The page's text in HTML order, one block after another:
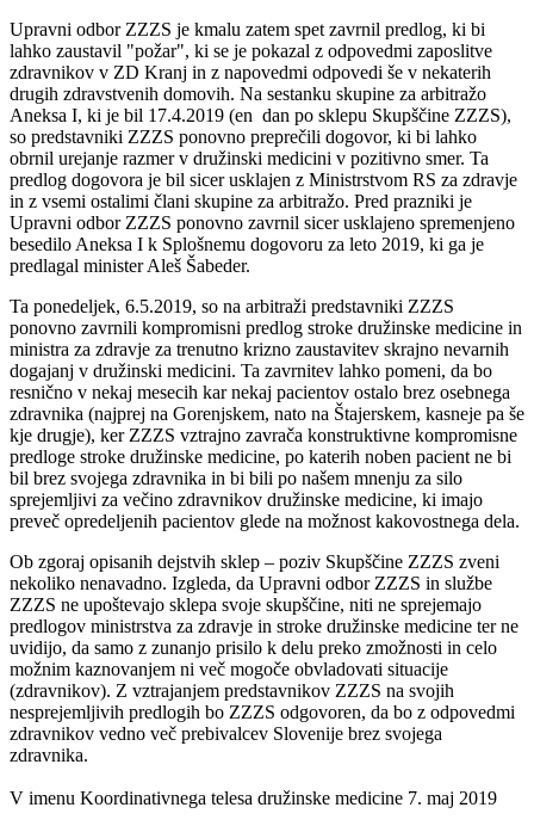
Upravni odbor ZZZS je kmalu zatem spet zavrnil predlog, ki bi
lahko zaustavil "požar", ki se je pokazal z odpovedmi zaposlitve
zdravnikov v ZD Kranj in z napovedmi odpovedi še v nekaterih
drugih zdravstvenih domovih. Na sestanku skupine za arbitražo
Aneksa I, ki je bil 17.4.2019 (en dan po sklepu Skupščine ZZZS),
so predstavniki ZZZS ponovno preprečili dogovor, ki bi lahko
obrnil urejanje razmer v družinski medicini v pozitivno smer. Ta
predlog dogovora je bil sicer usklajen z Ministrstvom RS za zdravje
in z vsemi ostalimi člani skupine za arbitražo. Pred prazniki je
Upravni odbor ZZZS ponovno zavrnil sicer usklajeno spremenjeno
besedilo Aneksa I k Splošnemu dogovoru za leto 2019, ki ga je
predlagal minister Aleš Šabeder.
Ta ponedeljek, 6.5.2019, so na arbitraži predstavniki ZZZS
ponovno zavrnili kompromisni predlog stroke družinske medicine in
ministra za zdravje za trenutno krizno zaustavitev skrajno nevarnih
dogajanj v družinski medicini. Ta zavrnitev lahko pomeni, da bo
resnično v nekaj mesecih kar nekaj pacientov ostalo brez osebnega
zdravnika (najprej na Gorenjskem, nato na Štajerskem, kasneje pa še
kje drugje), ker ZZZS vztrajno zavrača konstruktivne kompromisne
predloge stroke družinske medicine, po katerih noben pacient ne bi
bil brez svojega zdravnika in bi bili po našem mnenju za silo
sprejemljivi za večino zdravnikov družinske medicine, ki imajo
preveč opredeljenih pacientov glede na možnost kakovostnega dela.
Ob zgoraj opisanih dejstvih sklep – poziv Skupščine ZZZS zveni
nekoliko nenavadno. Izgleda, da Upravni odbor ZZZS in službe
ZZZS ne upoštevajo sklepa svoje skupščine, niti ne sprejemajo
predlogov ministrstva za zdravje in stroke družinske medicine ter ne
uvidijo, da samo z zunanjo prisilo k delu preko zmožnosti in celo
možnim kaznovanjem ni več mogoče obvladovati situacije
(zdravnikov). Z vztrajanjem predstavnikov ZZZS na svojih
nesprejemljivih predlogih bo ZZZS odgovoren, da bo z odpovedmi
zdravnikov vedno več prebivalcev Slovenije brez svojega
zdravnika.
V imenu Koordinativnega telesa družinske medicine 7. maj 2019